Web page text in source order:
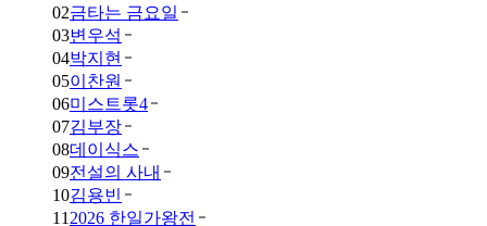
02금타는 금요일
03변우석
04박지현
05이찬원
06미스트롯4
07김부장
08데이식스
09전설의 사내
10김용빈
11 2026 한일가왕전